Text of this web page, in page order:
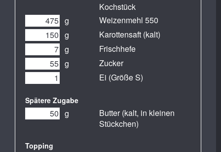
Kochstück
g
Weizenmehl 550
g
Karottensaft (kalt)
g
Frischhefe
g
Zucker
Ei (Größe S)
Spätere Zugabe
g
Butter (kalt, in kleinen
Stückchen)
Topping